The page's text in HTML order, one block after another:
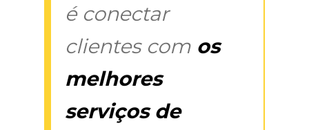
é conectar
clientes com os
melhores
serviços de